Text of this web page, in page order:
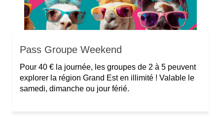
Pass Groupe Weekend
Pour 40 € la journée, les groupes de 2 à 5 peuvent
explorer la région Grand Est en illimité ! Valable le
samedi, dimanche ou jour férié.